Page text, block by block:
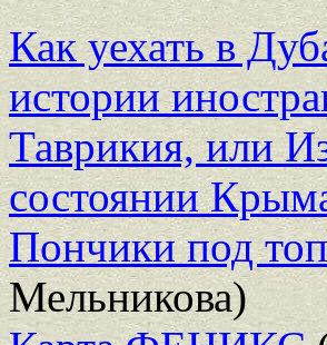
Как уехать в
истории
Таврикия, или
состоянии
Пончики под
Мельникова)